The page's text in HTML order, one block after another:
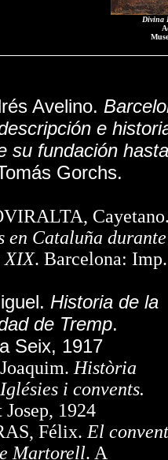
Divina
Avelino.
e
su fundación hasta
Gorchs.
en Cataluña
XIX. Barcelona: Imp.
Historia de la
de Tremp.
Seix, 1917
Història
i convents.
1924
Félix. El
Martorell. A